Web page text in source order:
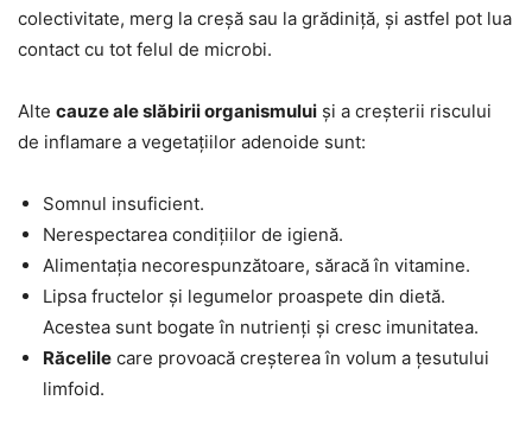
colectivitate, merg la creșă sau la grădiniță, și astfel pot lua
contact cu tot felul de microbi.
Alte cauze ale slăbirii organismului și a creșterii riscului
de inflamare a vegetațiilor adenoide sunt:
Somnul insuficient.
Nerespectarea condițiilor de igienă.
Alimentația necorespunzătoare, săracă în vitamine.
Lipsa fructelor și legumelor proaspete din dietă.
Acestea sunt bogate în nutrienți și cresc imunitatea.
Răcelile care provoacă creșterea în volum a țesutului
limfoid.